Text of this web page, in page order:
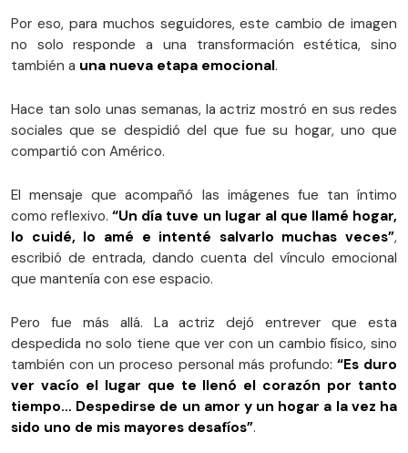
Por eso, para muchos seguidores, este cambio de imagen
no solo responde a una transformación estética, sino
también a una nueva etapa emocional.
Hace tan solo unas semanas, la actriz mostró en sus redes
sociales que se despidió del que fue su hogar, uno que
compartió con Américo.
El mensaje que acompañó las imágenes fue tan íntimo
como reflexivo. “Un día tuve un lugar al que llamé hogar,
lo cuidé, lo amé e intenté salvarlo muchas veces”,
escribió de entrada, dando cuenta del vínculo emocional
que mantenía con ese espacio.
Pero fue más allá. La actriz dejó entrever que esta
despedida no solo tiene que ver con un cambio físico, sino
también con un proceso personal más profundo: “Es duro
ver vacío el lugar que te llenó el corazón por tanto
tiempo… Despedirse de un amor y un hogar a la vez ha
sido uno de mis mayores desafíos”.